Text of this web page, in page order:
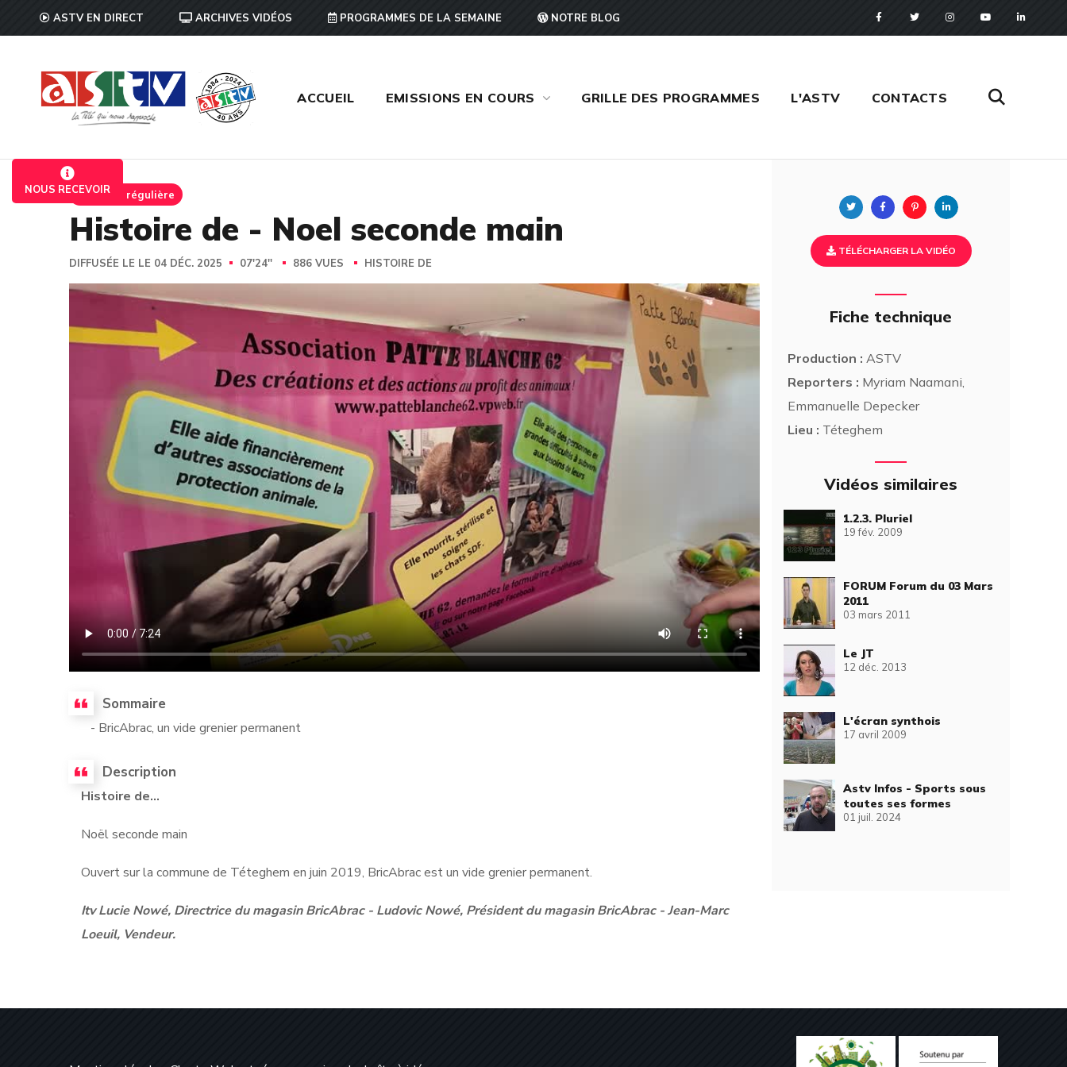
ASTV EN DIRECT ARCHIVES VIDÉOS PROGRAMMES DE LA SEMAINE NOTRE BLOG
ACCUEIL EMISSIONS EN COURS GRILLE DES PROGRAMMES L'ASTV CONTACTS
NOUS RECEVOIREmission régulière
Histoire de - Noel seconde main
DIFFUSÉE LE LE 04 DÉC. 2025 07'24'' 886 VUES HISTOIRE DE
Sommaire
- BricAbrac, un vide grenier permanent
Description
Histoire de...
Noël seconde main
Ouvert sur la commune de Téteghem en juin 2019, BricAbrac est un vide grenier permanent.
Itv Lucie Nowé, Directrice du magasin BricAbrac - Ludovic Nowé, Président du magasin BricAbrac - Jean-Marc
Loeuil, Vendeur.
Twitter FacebookPinterest
TÉLÉCHARGER LA VIDÉO
Fiche technique
Production : ASTV
Reporters : Myriam Naamani,
Emmanuelle Depecker
Lieu : Téteghem
Vidéos similaires
1.2.3. Pluriel
19 fév. 2009
FORUM Forum du 03 Mars
2011
03 mars 2011
Le JT
12 déc. 2013
L'écran synthois
17 avril 2009
Astv Infos - Sports sous
toutes ses formes
01 juil. 2024